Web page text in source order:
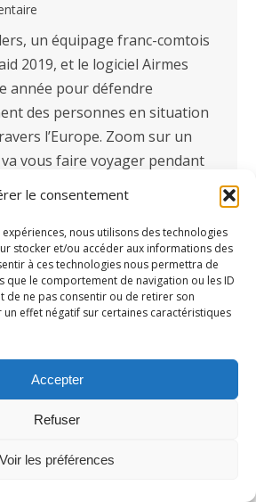
le consentement
nous utilisons des technologies
stocker et/ou accéder aux informations des
à ces technologies nous permettra de
que le comportement de navigation ou les ID
de ne pas consentir ou de retirer son
effet négatif sur certaines caractéristiques
Accepter
Refuser
Voir les préférences
un équipage franc-comtois
2019, et le logiciel Airmes
année pour défendre
des personnes en situation
l’Europe. Zoom sur un
vous faire voyager pendant